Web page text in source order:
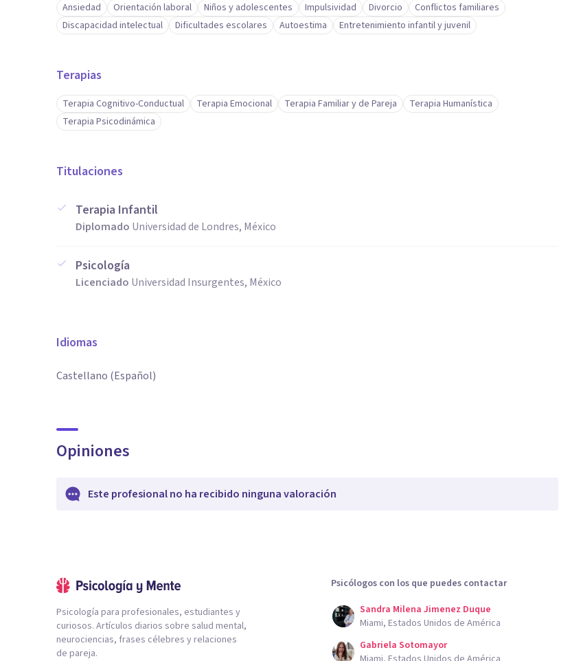
Ansiedad Orientación laboral Niños y adolescentes Impulsividad Divorcio
Conflictos familiares
Discapacidad intelectual
Dificultades escolares Autoestima Entretenimiento infantil y juvenil
Terapias
Terapia Cognitivo-Conductual Terapia Emocional Terapia Familiar y de Pareja
Terapia Humanística
Terapia Psicodinámica
Titulaciones
Terapia Infantil
Diplomado Universidad de Londres, México
Psicología
Licenciado Universidad Insurgentes, México
Idiomas
Castellano (Español)
Opiniones
Este profesional no ha recibido ninguna valoración
Psicología para profesionales, estudiantes y
curiosos. Artículos diarios sobre salud mental,
neurociencias, frases célebres y relaciones
de pareja.
Psicólogos con los que puedes contactar
Sandra Milena Jimenez Duque
Miami, Estados Unidos de América
Gabriela Sotomayor